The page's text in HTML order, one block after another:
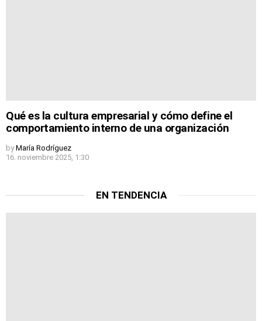
Qué es la cultura empresarial y cómo define el
comportamiento interno de una organización
by María Rodríguez
16. noviembre 2025, 1:30
EN TENDENCIA